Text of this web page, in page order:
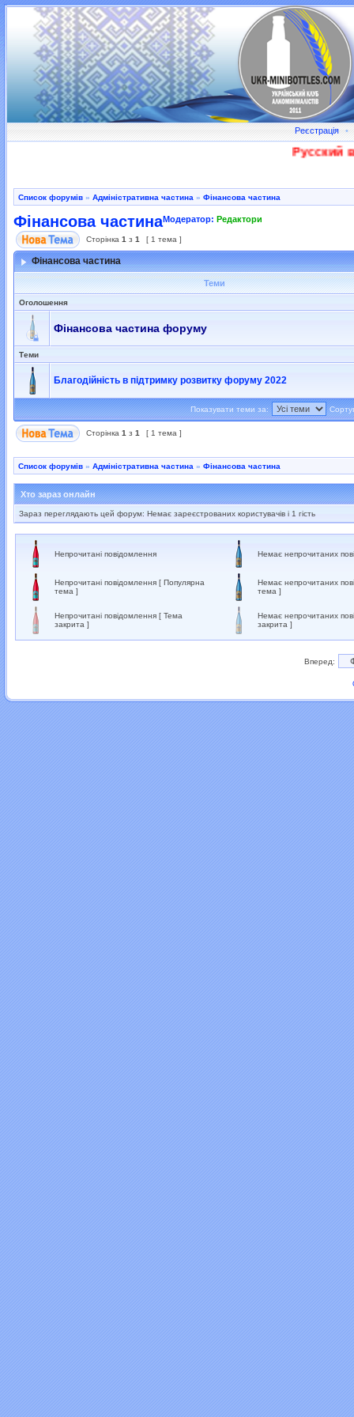
Реєстрація •
Русский
Список форумів » Адміністративна частина » Фінансова частина
Фінансова частинаМодератор: Редактори
Сторінка 1 з 1 [ 1 тема ]
Фінансова частина
Теми
Оголошення
Фінансова частина форуму
Теми
Благодійність в підтримку розвитку форуму 2022
Показувати теми за:
Сторінка 1 з 1 [ 1 тема ]
Список форумів » Адміністративна частина » Фінансова частина
Хто зараз онлайн
Зараз переглядають цей форум: Немає зареєстрованих користувачів і 1 гість
Непрочитані повідомлення Немає непрочитаних
Непрочитані повідомлення [ Популярна
тема ]
Немає непрочитаних
тема ]
Непрочитані повідомлення [ Тема
закрита ]
Немає непрочитаних
закрита ]
Вперед: